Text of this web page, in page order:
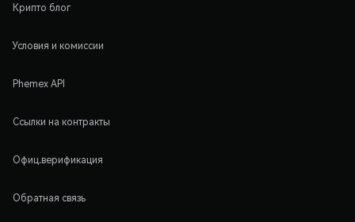
Крипто блог
Условия и комиссии
Phemex API
Ссылки на контракты
Офиц.верификация
Обратная связь